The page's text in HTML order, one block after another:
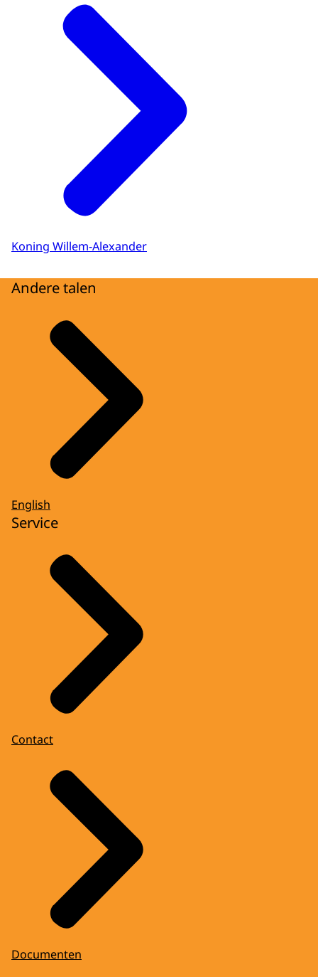
Koning Willem-Alexander
Andere talen
English
Service
Contact
Documenten